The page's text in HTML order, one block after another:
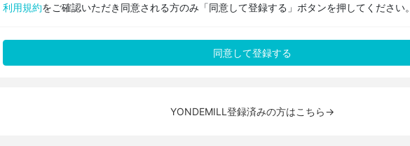
利用規約をご確認いただき同意される方のみ「同意して登録する」ボタンを押してください。
YONDEMILL登録済みの方はこちら→